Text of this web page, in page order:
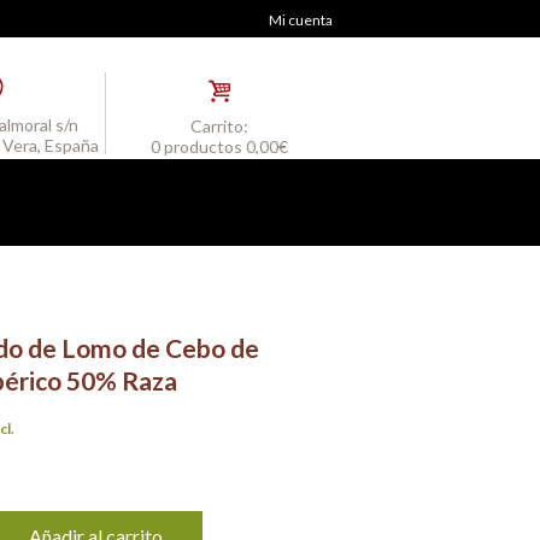
Mi cuenta
Carrito:
0 productos 0,00€
s/n
Vera, España
de Lomo de Cebo de
50% Raza